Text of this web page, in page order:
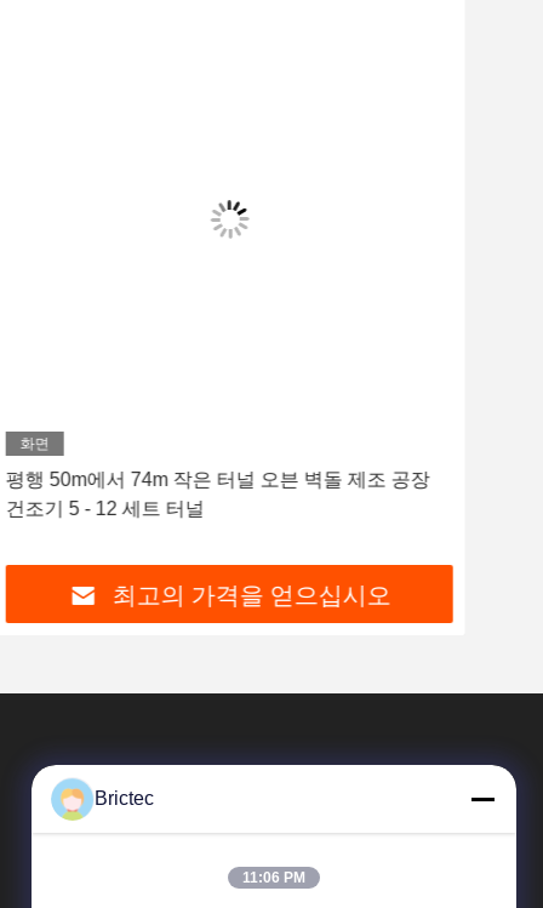
화면
평행 50m에서 74m 작은 터널 오븐 벽돌 제조 공장
건조기 5 - 12 세트 터널
최고의 가격을 얻으십시오
Brictec
11:06 PM